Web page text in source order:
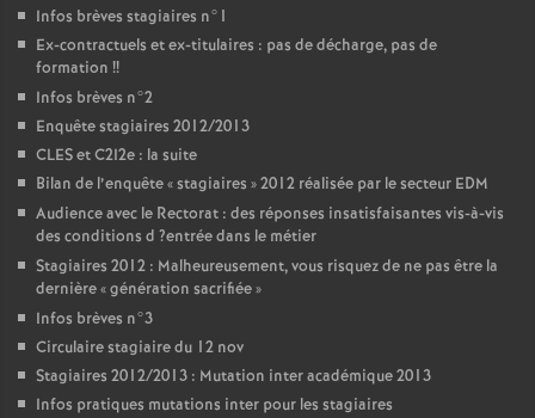
Infos brèves stagiaires n°1
Ex-contractuels et ex-titulaires : pas de décharge, pas de
formation !!
Infos brèves n°2
Enquête stagiaires 2012/2013
CLESet C2I2e : la suite
Bilan de l’enquête «stagiaires » 2012 réalisée par le secteur EDM
Audience avec le Rectorat : des réponses insatisfaisantes vis-à-vis
des conditions d ?entrée dans le métier
Stagiaires 2012 : Malheureusement, vous risquez de ne pas être la
dernière «génération sacrifiée»
Infos brèves n°3
Circulaire stagiaire du 12 nov
Stagiaires 2012/2013 : Mutation inter académique 2013
Infos pratiques mutations inter pour les stagiaires